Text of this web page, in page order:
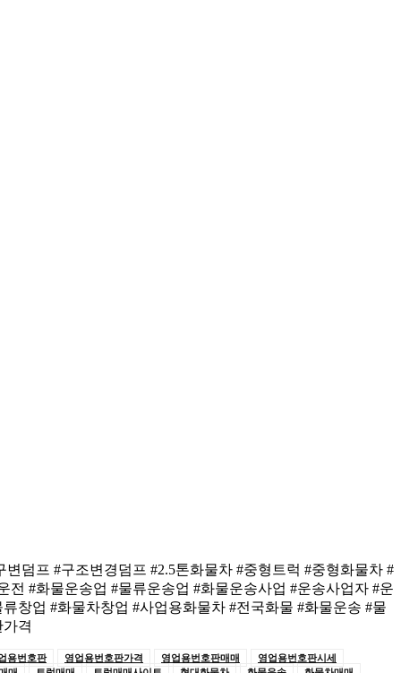
덤프 #구조변경덤프 #2.5톤화물차 #중형트럭 #중형화물차 #
#화물운송업 #물류운송업 #화물운송사업 #운송사업자 #운
창업 #화물차창업 #사업용화물차 #전국화물 #화물운송 #물
격
용번호판 영업용번호판가격 영업용번호판매매
영업용번호판시세